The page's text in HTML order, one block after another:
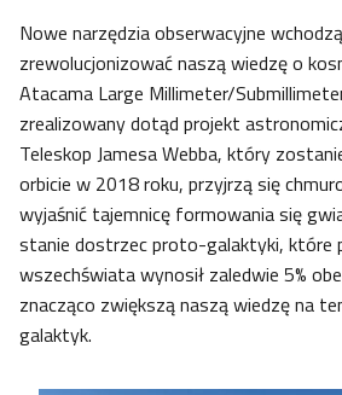
Nowe narzędzia obserwacyjne
zrewolucjonizować naszą wiedzę o
Atacama Large Millimeter/
zrealizowany dotąd projekt
Teleskop Jamesa Webba, który
orbicie w 2018 roku, przyjrzą się
wyjaśnić tajemnicę formowania się
stanie dostrzec proto-galaktyki, które
wszechświata wynosił zaledwie 5%
znacząco zwiększą naszą wiedzę na
galaktyk.